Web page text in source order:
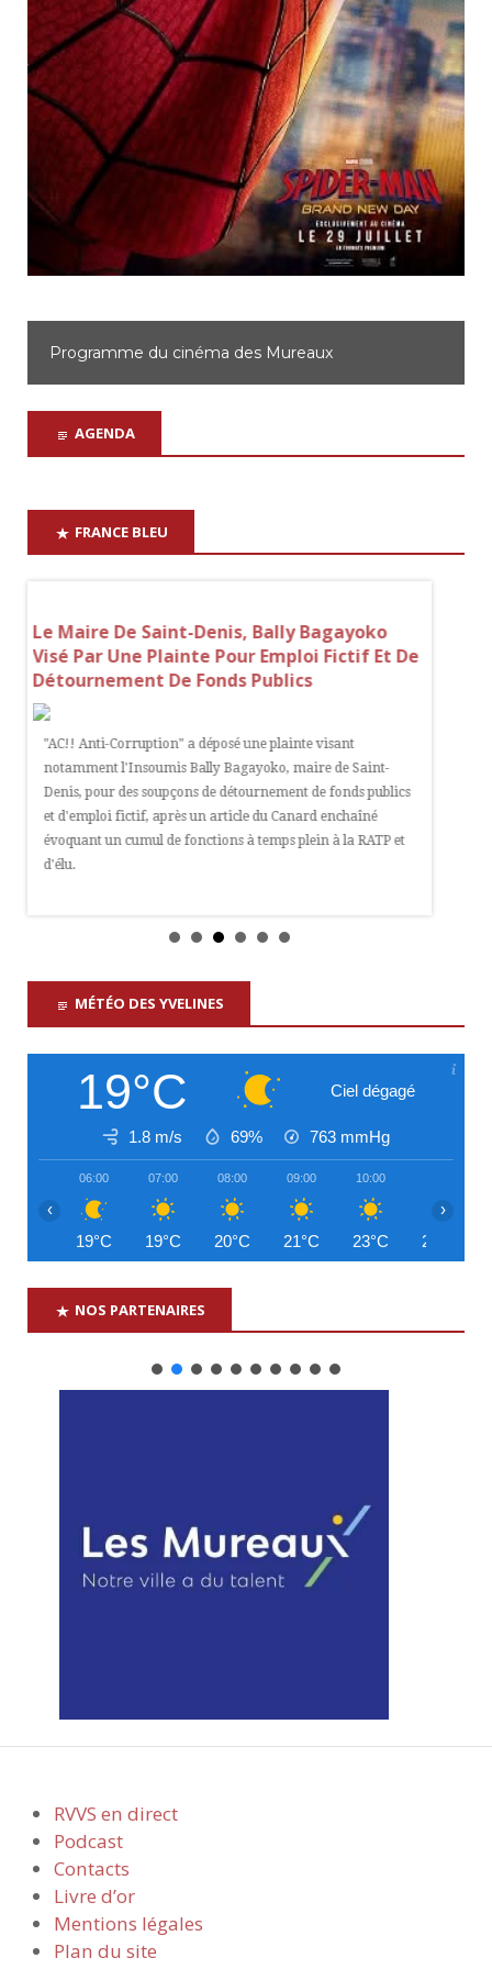
Programme du cinéma d'Achères
AGENDA
FRANCE BLEU
Le Maire De Saint-Denis, Bally Bagayoko
Visé Par Une Plainte Pour Emploi Fictif Et De
Détournement De Fonds Publics
"AC!! Anti-Corruption" a déposé une plainte visant
notamment l'Insoumis Bally Bagayoko, maire de Saint-
Denis, pour des soupçons de détournement de fonds publics
et d'emploi fictif, après un article du Canard enchaîné
évoquant un cumul de fonctions à temps plein à la RATP et
d'élu.
MÉTÉO DES YVELINES
19°C Ciel dégagé
1.8 m/s 69% 763 mmHg
06:00
19°C
07:00
19°C
08:00
20°C
09:00
21°C
10:00
23°C 25°C
‹ ›
NOS PARTENAIRES
RVVS en direct
Podcast
Contacts
Livre d’or
Mentions légales
Plan du site